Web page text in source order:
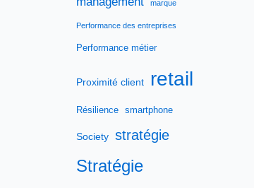
marque
Performance des entreprises
Performance métier
Proximité client retail
Résilience smartphone
Society stratégie
Stratégie